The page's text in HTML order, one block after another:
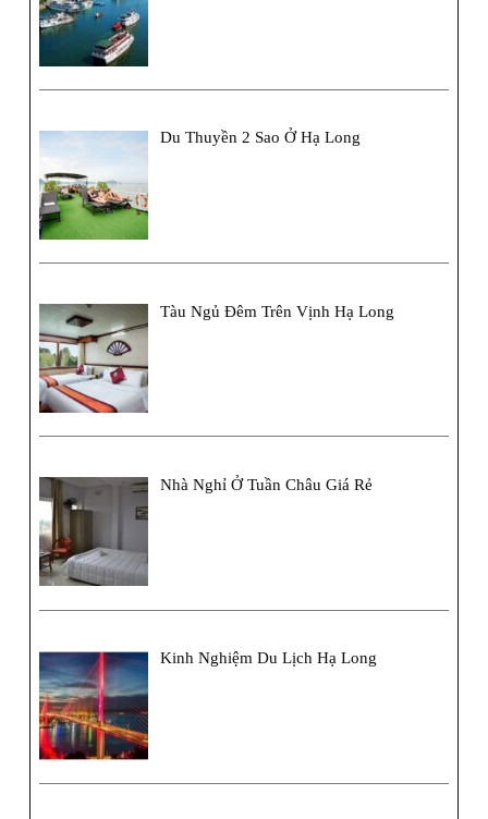
Du Thuyền 2 Sao Ở Hạ Long
Tàu Ngủ Đêm Trên Vịnh Hạ Long
Nhà Nghỉ Ở Tuần Châu Giá Rẻ
Kinh Nghiệm Du Lịch Hạ Long